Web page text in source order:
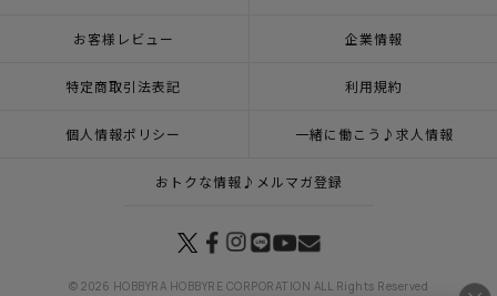
お客様レビュー 企業情報
特定商取引法表記 利用規約
個人情報ポリシー 一緒に働こう♪求人情報
おトクな情報♪メルマガ登録
© 2026 HOBBYRA HOBBYRE CORPORATION ALL Rights Reserved